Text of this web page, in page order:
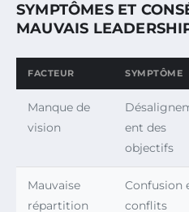
SYMPTÔMES ET
MAUVAIS
FACTEUR SYMPTÔME
Manque de
vision
ent des
objectifs
Mauvaise
répartition
Confusion
conflits